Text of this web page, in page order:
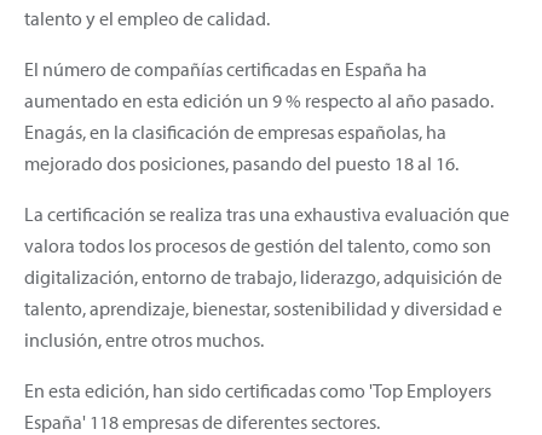
talento y el empleo de calidad.
El número de compañías certificadas en España ha
aumentado en esta edición un 9 % respecto al año pasado.
Enagás, en la clasificación de empresas españolas, ha
mejorado dos posiciones, pasando del puesto 18 al 16.
La certificación se realiza tras una exhaustiva evaluación que
valora todos los procesos de gestión del talento, como son
digitalización, entorno de trabajo, liderazgo, adquisición de
talento, aprendizaje, bienestar, sostenibilidad y diversidad e
inclusión, entre otros muchos.
En esta edición, han sido certificadas como 'Top Employers
España' 118 empresas de diferentes sectores.